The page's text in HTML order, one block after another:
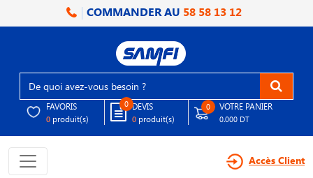
COMMANDER AU 58 58 13 12
FAVORIS
0 produit(s)
0 DEVIS
0 produit(s)
0 VOTRE PANIER
0.000 DT
Accès Client